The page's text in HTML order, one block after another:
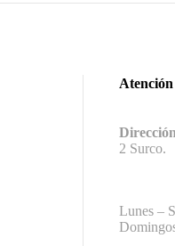
2 Surco.
Lunes –